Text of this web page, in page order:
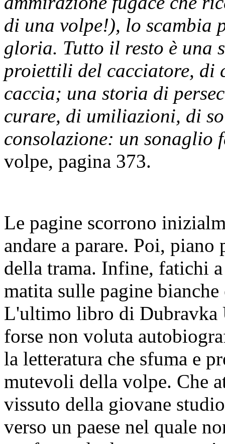
di una volpe!), lo scambia
gloria. Tutto il resto è una
proiettili del cacciatore, di
caccia; una storia di
curare, di umiliazioni, di
consolazione: un
volpe, pagina 373.
Le pagine scorrono
andare a parare. Poi,
della trama. Infine, fatichi
matita sulle pagine
L'ultimo libro di Dubravka
forse non voluta
la letteratura che sfuma e
mutevoli della volpe. Che
vissuto della giovane
verso un paese nel quale